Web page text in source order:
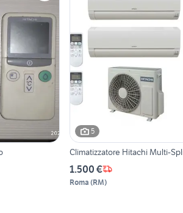
5
Climatizzatore Hitachi Multi-
1.500 €
Roma (RM)